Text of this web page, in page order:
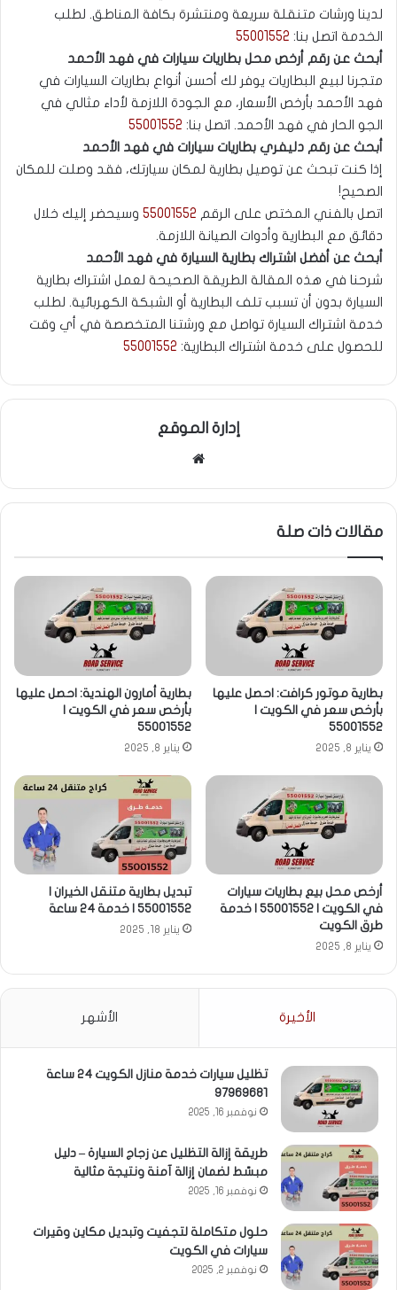
لدينا ورشات متنقلة سريعة ومنتشرة بكافة المناطق. لطلب
الخدمة اتصل بنا: 55001552
أبحث عن رقم أرخص محل بطاريات سيارات في فهد الأحمد
متجرنا لبيع البطاريات يوفر لك أحسن أنواع بطاريات السيارات في
فهد الأحمد بأرخص الأسعار، مع الجودة اللازمة لأداء مثالي في
الجو الحار في فهد الأحمد. اتصل بنا: 55001552
أبحث عن رقم دليفري بطاريات سيارات في فهد الأحمد
إذا كنت تبحث عن توصيل بطارية لمكان سيارتك، فقد وصلت للمكان
الصحيح!
اتصل بالفني المختص على الرقم 55001552 وسيحضر إليك خلال
دقائق مع البطارية وأدوات الصيانة اللازمة.
أبحث عن أفضل اشتراك بطارية السيارة في فهد الأحمد
شرحنا في هذه المقالة الطريقة الصحيحة لعمل اشتراك بطارية
السيارة بدون أن تسبب تلف البطارية أو الشبكة الكهربائية. لطلب
خدمة اشتراك السيارة تواصل مع ورشتنا المتخصصة في أي وقت
للحصول على خدمة اشتراك البطارية: 55001552
إدارة الموقع
مقالات ذات صلة
بطارية موتور كرافت: احصل عليها
بأرخص سعر في الكويت |
55001552
يناير 8, 2025
بطارية أمارون الهندية: احصل عليها
بأرخص سعر في الكويت |
55001552
يناير 8, 2025
أرخص محل بيع بطاريات سيارات
في الكويت | 55001552 | خدمة
طرق الكويت
يناير 8, 2025
تبديل بطارية متنقل الخيران |
55001552 | خدمة 24 ساعة
يناير 18, 2025
الأخيرة الأشهر
تظليل سيارات خدمة منازل الكويت 24 ساعة
97969681
نوفمبر 16, 2025
طريقة إزالة التظليل عن زجاج السيارة – دليل
مبسّط لضمان إزالة آمنة ونتيجة مثالية
نوفمبر 16, 2025
حلول متكاملة لتجفيت وتبديل مكاين وقيرات
سيارات في الكويت
نوفمبر 2, 2025